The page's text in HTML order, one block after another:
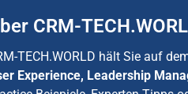
CRM-
TECH.WORLD hält Sie auf
Experience, Leadership